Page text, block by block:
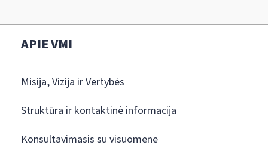
APIE VMI
Misija, Vizija ir Vertybės
Struktūra ir kontaktinė informacija
Konsultavimasis su visuomene